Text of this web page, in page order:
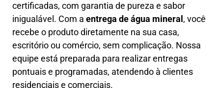
certificadas, com garantia de pureza e sabor
inigualável. Com a entrega de água mineral , você
recebe o produto diretamente na sua casa,
escritório ou comércio, sem complicação. Nossa
equipe está preparada para realizar entregas
pontuais e programadas, atendendo à clientes
residenciais e comerciais.